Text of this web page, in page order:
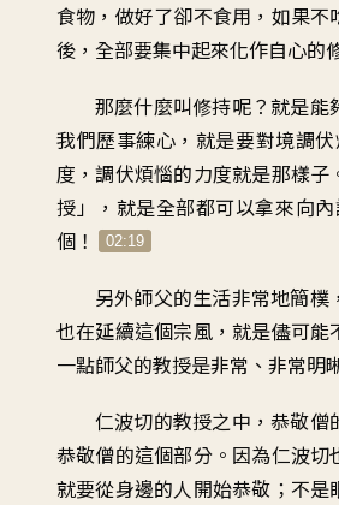
食物 ， 做好了卻不食用 ， 如果不
後 ， 全部要集中起來化作自心的
那麼什麼叫修持呢？就是能
我們歷事練心 ， 就是要對境調伏
度 ，調伏煩惱的力度就是那樣子
授」，就是全部都可以拿來向
個 ！ 02:19
另外師父的生活非常地簡樸
也在延續這個宗風，就是儘可能
一點師父的教授是非常、非常明
仁波切的教授之中 ，恭敬僧
恭敬僧的這個部分。 因為仁波切
就要從身邊的人開始恭敬 ； 不是